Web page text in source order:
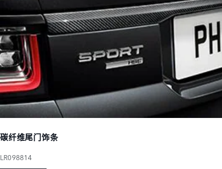
碳纤维尾门饰条
LR098814